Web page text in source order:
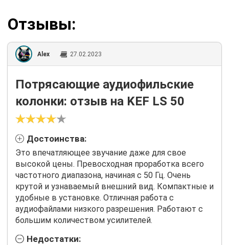
Отзывы:
Alex 27.02.2023
Потрясающие аудиофильские
колонки: отзыв на KEF LS 50
Достоинства:
Это впечатляющее звучание даже для свое
высокой цены. Превосходная проработка всего
частотного диапазона, начиная с 50 Гц. Очень
крутой и узнаваемый внешний вид. Компактные и
удобные в установке. Отличная работа с
аудиофайлами низкого разрешения. Работают с
большим количеством усилителей.
Недостатки: